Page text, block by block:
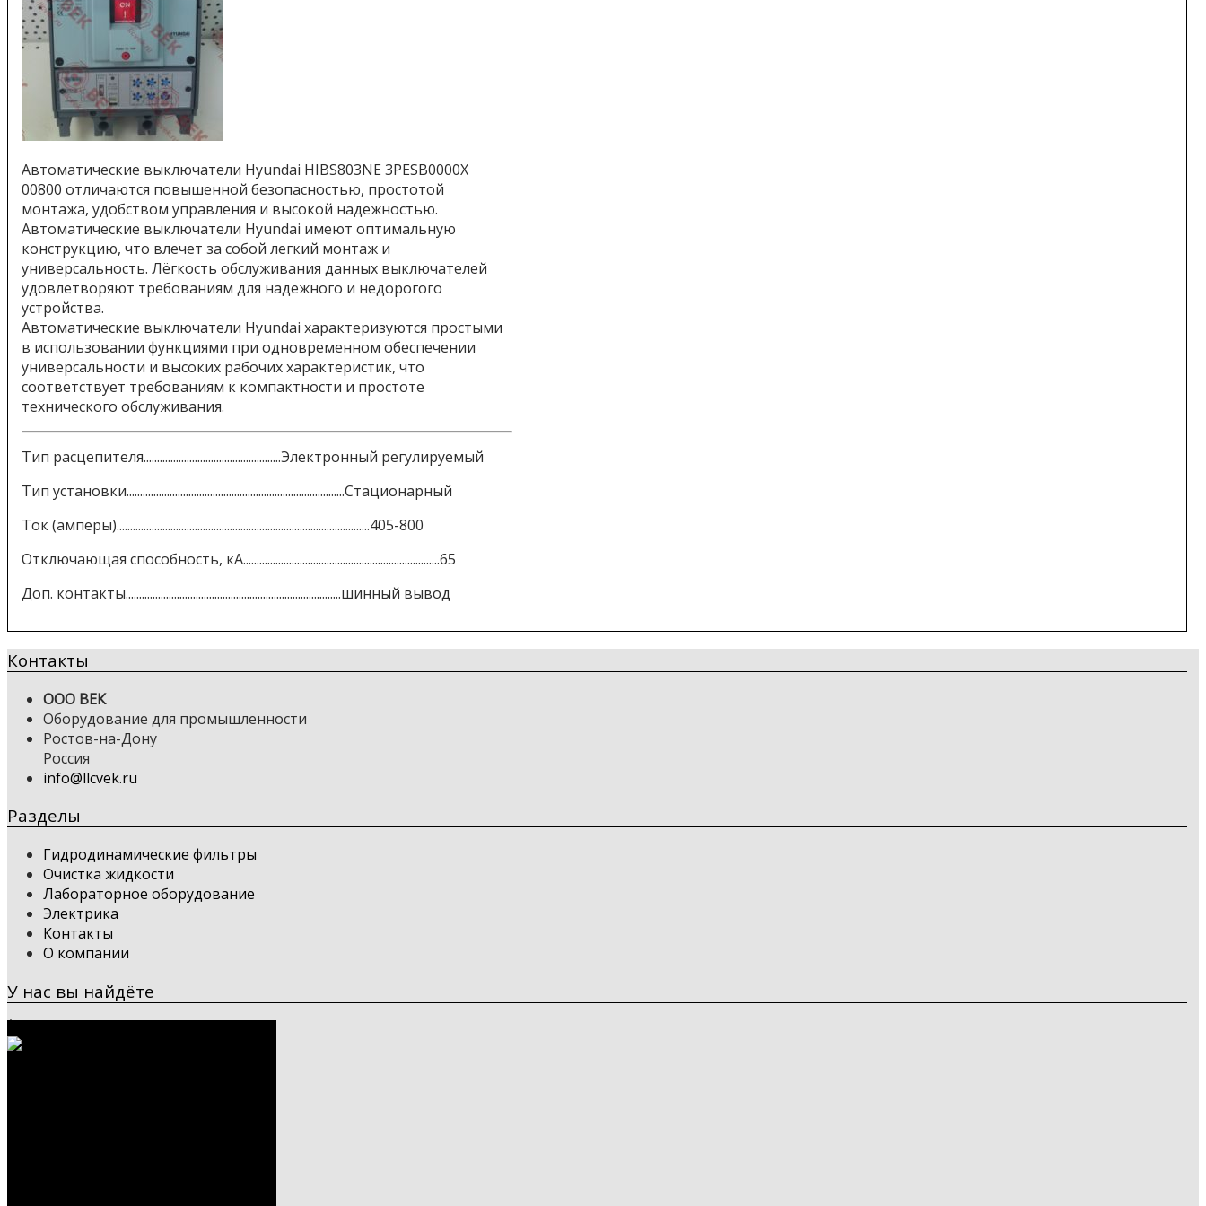
Автоматические выключатели Hyundai HIBS803NE 3PESB0000X
00800 отличаются повышенной безопасностью, простотой
монтажа, удобством управления и высокой надежностью.
Автоматические выключатели Hyundai имеют оптимальную
конструкцию, что влечет за собой легкий монтаж и
универсальность. Лёгкость обслуживания данных выключателей
удовлетворяют требованиям для надежного и недорогого
устройства.
Автоматические выключатели Hyundai характеризуются простыми
в использовании функциями при одновременном обеспечении
универсальности и высоких рабочих характеристик, что
соответствует требованиям к компактности и простоте
технического обслуживания.
Тип расцепителя...................................................Электронный регулируемый
Тип установки.................................................................................Стационарный
Ток (амперы)..............................................................................................405-800
Отключающая способность, кА.........................................................................65
Доп. контакты................................................................................шинный вывод
Контакты
ООО ВЕК
Оборудование для промышленности
Ростов-на-Дону
Россия
info@llcvek.ru
Разделы
Гидродинамические фильтры
Очистка жидкости
Лабораторное оборудование
Электрика
Контакты
О компании
У нас вы найдёте